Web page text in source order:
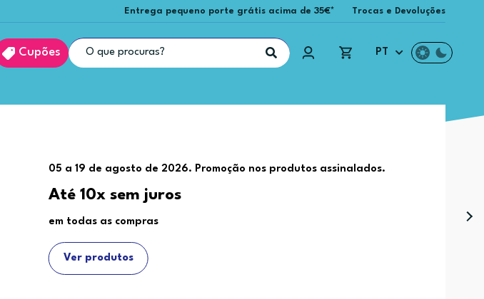
Entrega pequeno porte grátis acima de 35€* Trocas e Devoluções
Cupões PT
05 a 19 de agosto de 2026. Promoção nos produtos assinalados.
Até 10x sem juros
em todas as compras
Ver produtos